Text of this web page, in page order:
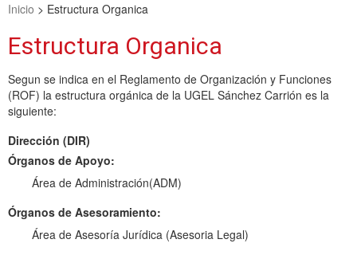
Inicio > Estructura Organica
Estructura Organica
Segun se indica en el Reglamento de Organización y Funciones
(ROF) la estructura orgánica de la UGEL Sánchez Carrión es la
siguiente:
Dirección (DIR)
Órganos de Apoyo:
Área de Administración(ADM)
Órganos de Asesoramiento:
Área de Asesoría Jurídica (Asesoria Legal)